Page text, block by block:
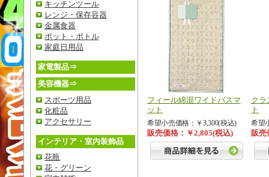
キッチンツール
レンジ・保存容器
金属食器
ポット・ボトル
家庭日用品
家電製品⇒
美容機器⇒
スポーツ用品
化粧品
アクセサリー
インテリア・室内装飾品
花瓶
花・グリーン
フィール綿混ワイドバスマ
ット
希望小売価格：￥3,300(税込)
販売価格：￥2,805(税込)
ク
ト
希望
販売